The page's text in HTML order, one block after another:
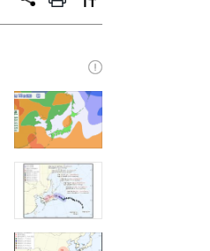
공
프
트
텍
트